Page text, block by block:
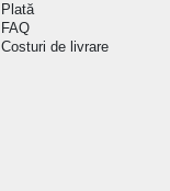
Plată
FAQ
Costuri de livrare